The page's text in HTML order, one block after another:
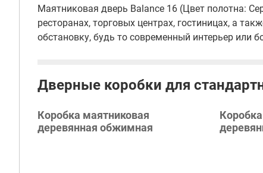
Маятниковая дверь Balance 16 (Цвет полотна:
ресторанах, торговых центрах, гостиницах, а
обстановку, будь то современный интерьер или
Дверные коробки для
Коробка маятниковая
деревянная обжимная